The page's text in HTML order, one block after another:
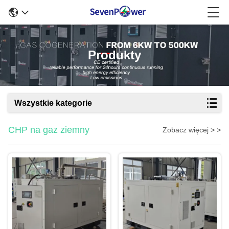
Produkty
Wszystkie kategorie
CHP na gaz ziemny Zobacz więcej > >